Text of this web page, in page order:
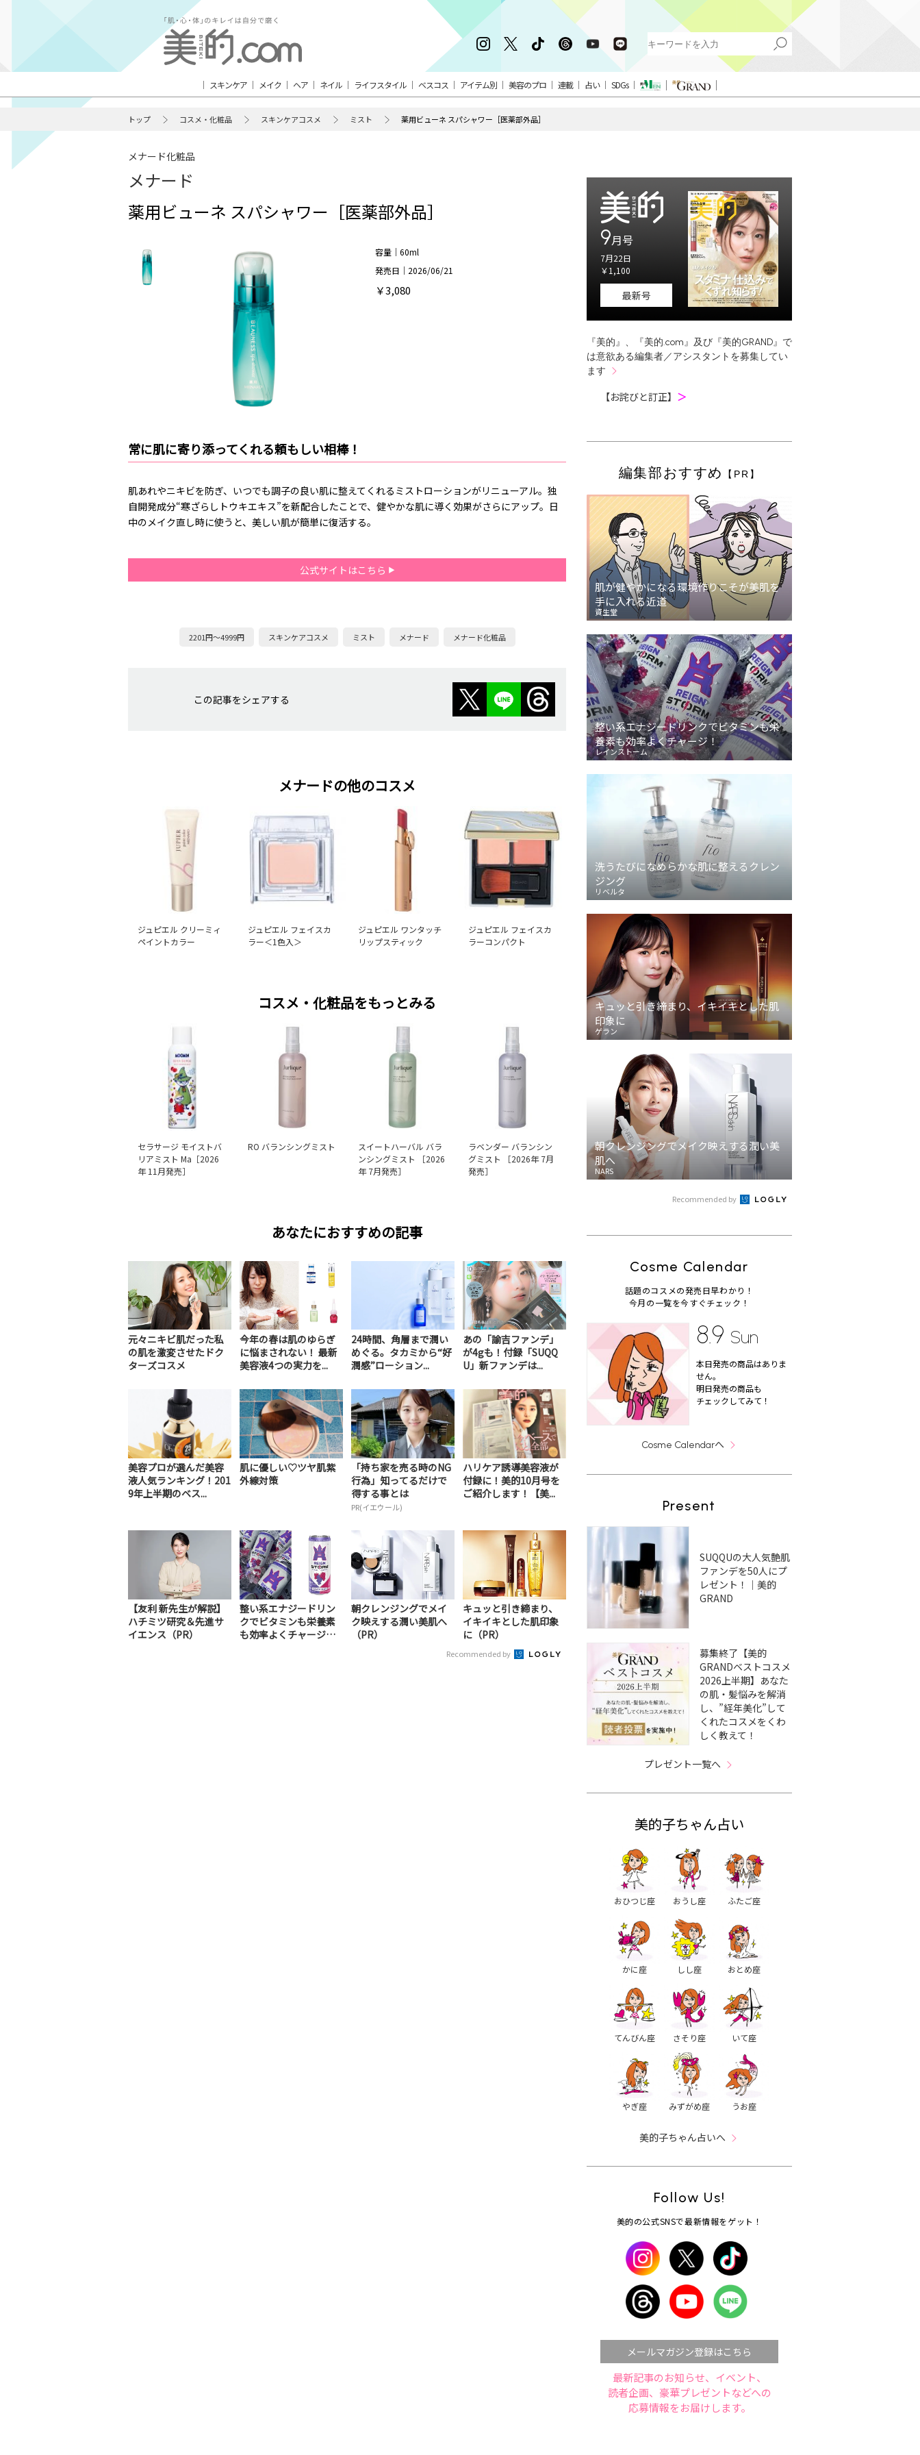
スキンケア メイク ヘア ネイル ライフスタイル ベスコス アイテム別 美容のプロ 連載 占い SDGs
トップ コスメ・化粧品 スキンケアコスメ ミスト 薬用ビューネ スパシャワー［医薬部外品］
メナード化粧品
メナード
薬用ビューネ スパシャワー［医薬部外品］
容量｜60ml
発売日｜2026/06/21
￥3,080
常に肌に寄り添ってくれる頼もしい相棒！
肌あれやニキビを防ぎ、いつでも調子の良い肌に整えてくれるミストローションがリニューアル。独
自開発成分“寒ざらしトウキエキス”を新配合したことで、健やかな肌に導く効果がさらにアップ。日
中のメイク直し時に使うと、美しい肌が簡単に復活する。
公式サイトはこちら
2201円～4999円 スキンケアコスメ ミスト メナード メナード化粧品
この記事をシェアする
メナードの他のコスメ
ジュピエル クリーミィ
ペイントカラー
ジュピエル フェイスカ
ラー＜1色入＞
ジュピエル ワンタッチ
リップスティック
ジュピエル フェイスカ
ラーコンパクト
コスメ・化粧品をもっとみる
セラサージ モイストバ
リアミスト Ma［2026
年 11月発売］
RO バランシングミスト
スイートハーバル バラ
ンシングミスト ［2026
年 7月発売］
ラベンダー バランシン
グミスト ［2026年 7月
発売］
あなたにおすすめの記事
元々ニキビ肌だった私
の肌を激変させたドク
ターズコスメ
今年の春は肌のゆらぎ
に悩まされない！ 最新
美容液4つの実力を...
24時間、角層まで潤い
めぐる。タカミから“好
潤感”ローション...
あの「諭吉ファンデ」
が4gも！付録「SUQQ
U」新ファンデは...
美容プロが選んだ美容
液人気ランキング！201
9年上半期のベス...
肌に優しい♡ツヤ肌紫
外線対策
「持ち家を売る時のNG
行為」知ってるだけで
得する事とは
PR(イエウール)
ハリケア誘導美容液が
付録に！美的10月号を
ご紹介します！【美...
【友利 新先生が解説】
ハチミツ研究＆先進サ
イエンス（PR）
整い系エナジードリン
クでビタミンも栄養素
も効率よくチャージ！
朝クレンジングでメイ
ク映えする潤い美肌へ
（PR）
キュッと引き締まり、
イキイキとした肌印象
に（PR）
Recommended by
9月号
7月22日
￥1,100
最新号
『美的』、『美的.com』及び『美的GRAND』で
は意欲ある編集者／アシスタントを募集してい
ます
【お詫びと訂正】 ＞
編集部おすすめ 【PR】
肌が健やかになる環境作りこそが美肌を
手に入れる近道
資生堂
整い系エナジードリンクでビタミンも栄
養素も効率よくチャージ！
レインストーム
洗うたびになめらかな肌に整えるクレン
ジング
リベルタ
キュッと引き締まり、イキイキとした肌
印象に
ゲラン
朝クレンジングでメイク映えする潤い美
肌へ
NARS
Recommended by
Cosme Calendar
話題のコスメの発売日早わかり！
今月の一覧を今すぐチェック！
8.9 Sun
本日発売の商品はありま
せん。
明日発売の商品も
チェックしてみて！
Cosme Calendarへ
Present
SUQQUの大人気艶肌
ファンデを50人にプ
レゼント！｜美的
GRAND
募集終了【美的
GRANDベストコスメ
2026上半期】あなた
の肌・髪悩みを解消
し、”経年美化”して
くれたコスメをくわ
しく教えて！
プレゼント一覧へ
美的子ちゃん占い
おひつじ座 おうし座 ふたご座
かに座 しし座 おとめ座
てんびん座 さそり座 いて座
やぎ座 みずがめ座 うお座
美的子ちゃん占いへ
Follow Us!
美的の公式SNSで最新情報をゲット！
メールマガジン登録はこちら
最新記事のお知らせ、イベント、
読者企画、豪華プレゼントなどへの
応募情報をお届けします。